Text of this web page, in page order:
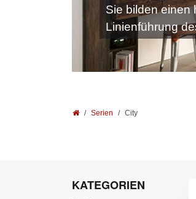
Sie bilden einen
Linienführung
Serien City
KATEGORIEN